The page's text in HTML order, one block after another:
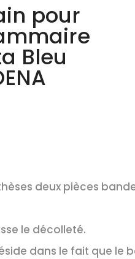
pour
Bleu
deux pièces
le décolleté.
dans le fait que le